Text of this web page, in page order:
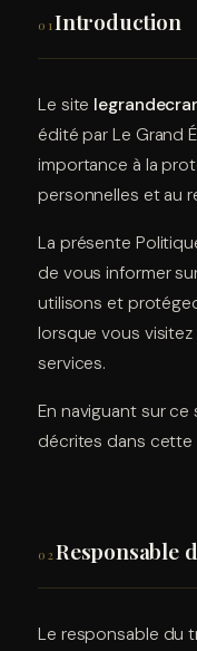
01Introduction
Le site
édité par Le Grand
importance à la
personnelles et au
La présente
de vous informer
utilisons et
lorsque vous
services.
En naviguant sur
décrites dans cette
02Responsable
Le responsable du